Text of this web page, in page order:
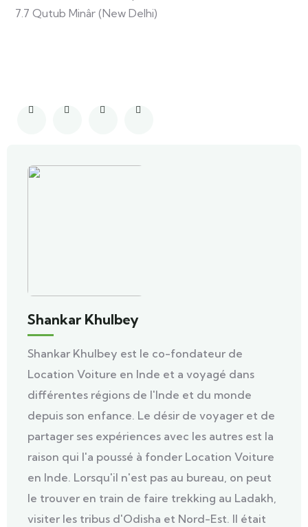
7.7 Qutub Minâr (New Delhi)
Shankar Khulbey
Shankar Khulbey est le co-fondateur de
Location Voiture en Inde et a voyagé dans
différentes régions de l'Inde et du monde
depuis son enfance. Le désir de voyager et de
partager ses expériences avec les autres est la
raison qui l'a poussé à fonder Location Voiture
en Inde. Lorsqu'il n'est pas au bureau, on peut
le trouver en train de faire trekking au Ladakh,
visiter les tribus d'Odisha et Nord-Est. Il était